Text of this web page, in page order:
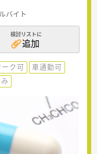
バイト
検討リストに
追加
ク可
車通勤可